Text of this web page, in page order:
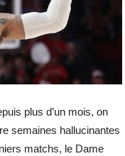
plus d’un mois, on
semaines hallucinantes
matchs, le Dame